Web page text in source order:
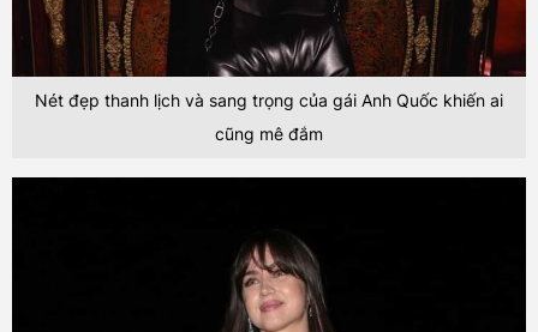
Nét đẹp thanh lịch và sang trọng của gái Anh Quốc khiến ai
cũng mê đắm